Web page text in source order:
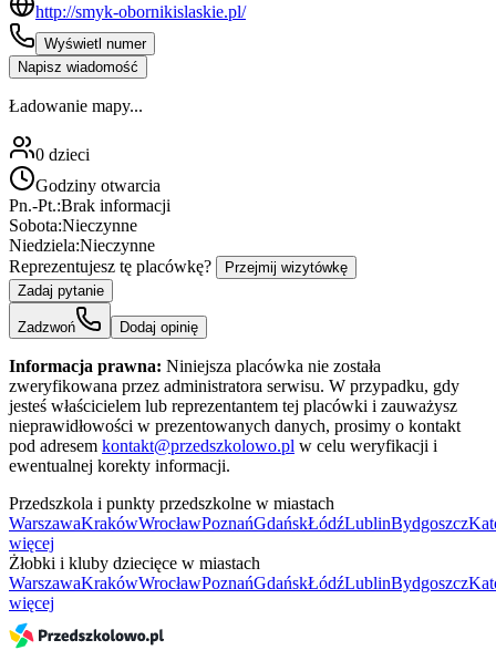
http://smyk-obornikislaskie.pl/
Wyświetl numer
Napisz wiadomość
Ładowanie mapy...
0 dzieci
Godziny otwarcia
Pn.-Pt.:Brak informacji
Sobota:Nieczynne
Niedziela:Nieczynne
Reprezentujesz tę placówkę?
Przejmij wizytówkę
Zadaj pytanie
Zadzwoń Dodaj opinię
Informacja prawna: Niniejsza placówka nie została
zweryfikowana przez administratora serwisu. W przypadku, gdy
jesteś właścicielem lub reprezentantem tej placówki i zauważysz
nieprawidłowości w prezentowanych danych, prosimy o kontakt
pod adresem kontakt@przedszkolowo.pl w celu weryfikacji i
ewentualnej korekty informacji.
Przedszkola i punkty przedszkolne w miastach
WarszawaKrakówWrocławPoznańGdańskŁódźLublinBydgoszcz
więcej
Żłobki i kluby dziecięce w miastach
WarszawaKrakówWrocławPoznańGdańskŁódźLublinBydgoszcz
więcej